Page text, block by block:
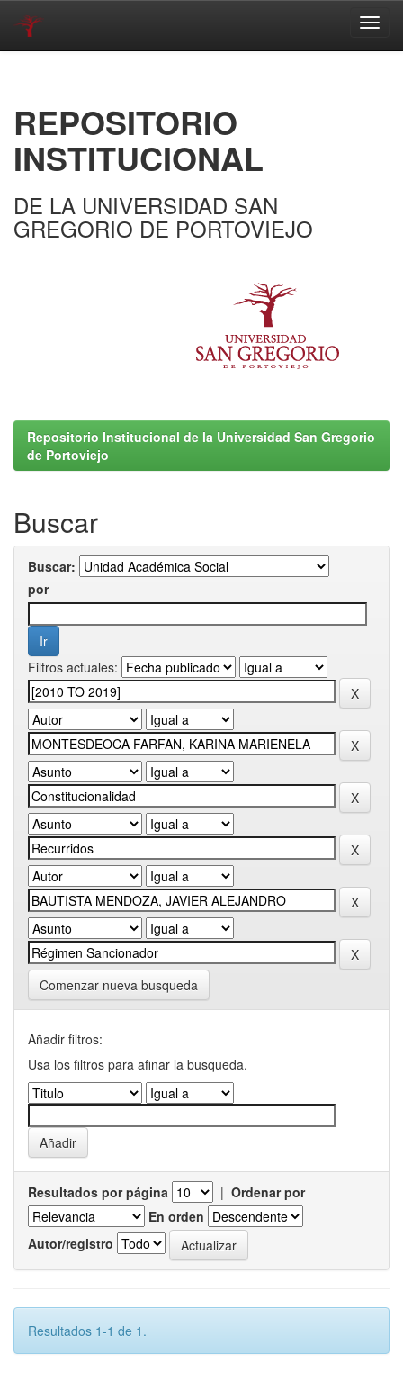
REPOSITORIO
INSTITUCIONAL
DE LA UNIVERSIDAD SAN
GREGORIO DE PORTOVIEJO
Repositorio Institucional de la Universidad San Gregorio
de Portoviejo
Buscar
Buscar:
por
Filtros actuales:
Comenzar nueva busqueda
Añadir filtros:
Usa los filtros para afinar la busqueda.
Resultados por página | Ordenar por
En orden
Autor/registro
Resultados 1-1 de 1.